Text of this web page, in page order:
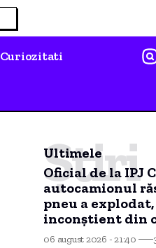
Curiozitati
Ultimele
Știri
Oficial de la IPJ
autocamionul
pneu a
inconștient din
06 august 2026 - 21:40